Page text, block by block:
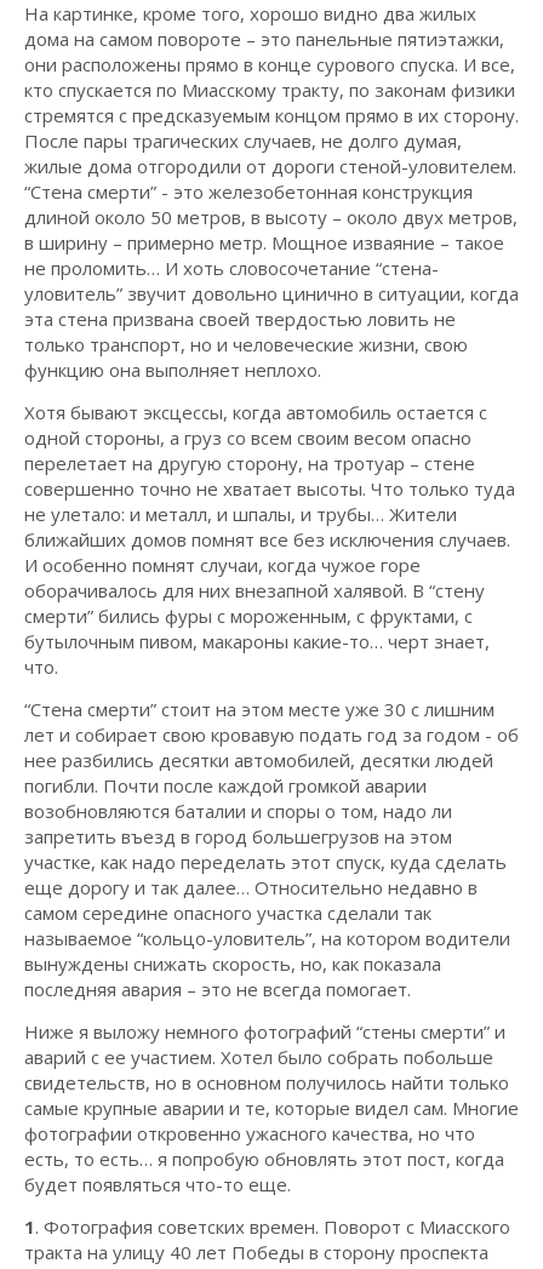
На картинке, кроме того, хорошо видно два жилых
дома на самом повороте – это панельные пятиэтажки,
они расположены прямо в конце сурового спуска. И все,
кто спускается по Миасскому тракту, по законам физики
стремятся с предсказуемым концом прямо в их сторону.
После пары трагических случаев, не долго думая,
жилые дома отгородили от дороги стеной-уловителем.
“Стена смерти” - это железобетонная конструкция
длиной около 50 метров, в высоту – около двух метров,
в ширину – примерно метр. Мощное изваяние – такое
не проломить… И хоть словосочетание “стена-
уловитель” звучит довольно цинично в ситуации, когда
эта стена призвана своей твердостью ловить не
только транспорт, но и человеческие жизни, свою
функцию она выполняет неплохо.
Хотя бывают эксцессы, когда автомобиль остается с
одной стороны, а груз со всем своим весом опасно
перелетает на другую сторону, на тротуар – стене
совершенно точно не хватает высоты. Что только туда
не улетало: и металл, и шпалы, и трубы… Жители
ближайших домов помнят все без исключения случаев.
И особенно помнят случаи, когда чужое горе
оборачивалось для них внезапной халявой. В “стену
смерти” бились фуры с мороженным, с фруктами, с
бутылочным пивом, макароны какие-то… черт знает,
что.
“Стена смерти” стоит на этом месте уже 30 с лишним
лет и собирает свою кровавую подать год за годом - об
нее разбились десятки автомобилей, десятки людей
погибли. Почти после каждой громкой аварии
возобновляются баталии и споры о том, надо ли
запретить въезд в город большегрузов на этом
участке, как надо переделать этот спуск, куда сделать
еще дорогу и так далее… Относительно недавно в
самом середине опасного участка сделали так
называемое “кольцо-уловитель”, на котором водители
вынуждены снижать скорость, но, как показала
последняя авария – это не всегда помогает.
Ниже я выложу немного фотографий “стены смерти” и
аварий с ее участием. Хотел было собрать побольше
свидетельств, но в основном получилось найти только
самые крупные аварии и те, которые видел сам. Многие
фотографии откровенно ужасного качества, но что
есть, то есть… я попробую обновлять этот пост, когда
будет появляться что-то еще.
1. Фотография советских времен. Поворот с Миасского
тракта на улицу 40 лет Победы в сторону проспекта